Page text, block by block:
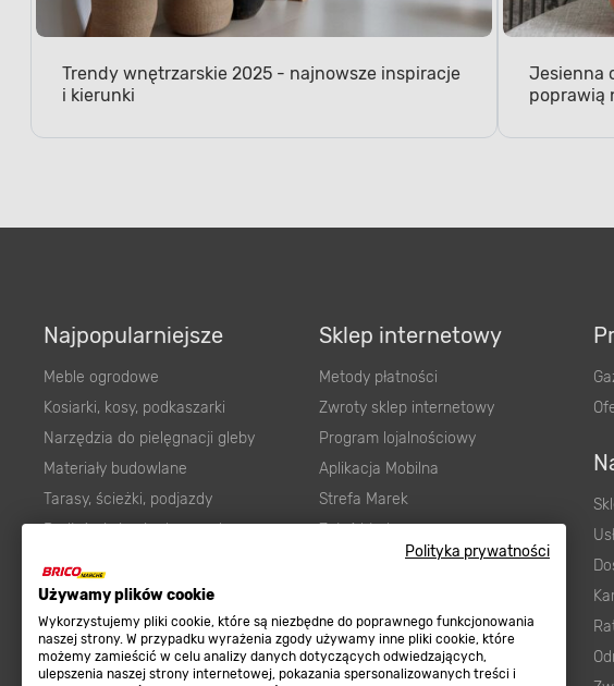
Polityka prywatności
Używamy plików cookie
Wykorzystujemy pliki cookie, które są niezbędne do poprawnego funkcjonowania
naszej strony. W przypadku wyrażenia zgody używamy inne pliki cookie, które
możemy zamieścić w celu analizy danych dotyczących odwiedzających,
ulepszenia naszej strony internetowej, pokazania spersonalizowanych treści i
i kierunki
poprawią
Kosiarki, kosy, podkaszarki
Narzędzia do pielęgnacji gleby
Materiały budowlane
Tarasy, ścieżki, podjazdy
Podłoża i ziemie do ogrodu
Ogród
Farby wewnętrzne białe
Elektryka
Panele
Zwroty sklep internetowy
Program lojalnościowy
Aplikacja Mobilna
Strefa Marek
Zgłoś błąd
Program Brico PRO